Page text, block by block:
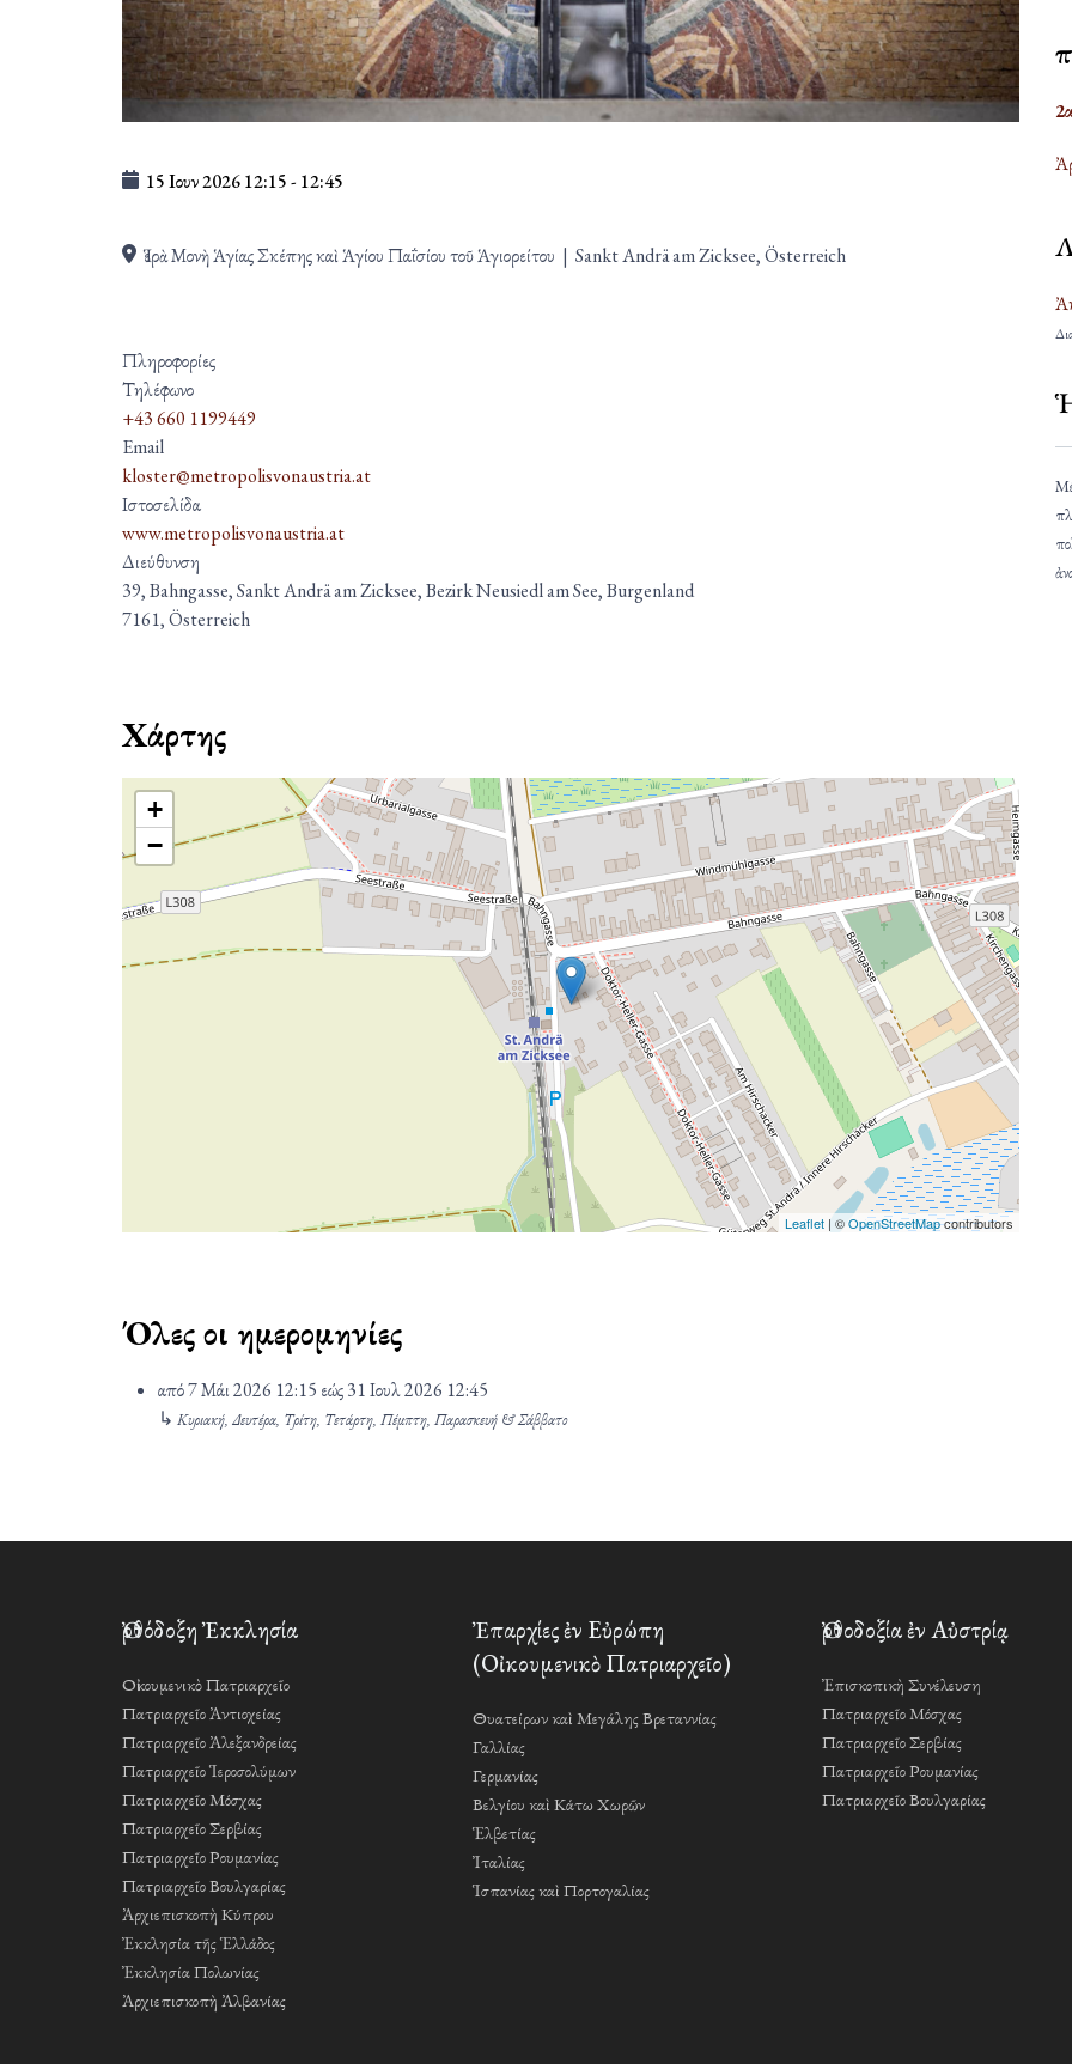
15 Ιουν 202612:15- 12:45
Ἱερὰ Μονὴ Ἁγίας Σκέπης καὶ Ἁγίου Παΐσίου τοῦ Ἁγιορείτου | Sankt Andrä am Zicksee, Österreich
Πληροφορίες
Τηλέφωνο
+43 660 1199449
Email
kloster@metropolisvonaustria.at
Ιστοσελίδα
www.metropolisvonaustria.at
Διεύθυνση
39, Bahngasse, Sankt Andrä am Zicksee, Bezirk Neusiedl am See, Burgenland
7161, Österreich
Χάρτης
+
−
Leaflet | ©OpenStreetMapcontributors
Όλες οι ημερομηνίες
από7 Μάι 2026 12:15 εώς31 Ιουλ 2026 12:45
↳ Κυριακή, Δευτέρα, Τρίτη, Τετάρτη, Πέμπτη, Παρασκευή & Σάββατο
Ὀρθόδοξη Ἐκκλησία
Οἰκουμενικὸ Πατριαρχεῖο
Πατριαρχεῖο Ἀντιοχείας
Πατριαρχεῖο Ἀλεξανδρείας
Πατριαρχεῖο Ἱεροσολύμων
Πατριαρχεῖο Μόσχας
Πατριαρχεῖο Σερβίας
Πατριαρχεῖο Ρουμανίας
Πατριαρχεῖο Βουλγαρίας
Ἀρχιεπισκοπὴ Κύπρου
Ἐκκλησία τῆς Ἑλλάδος
Ἐκκλησία Πολωνίας
Ἀρχιεπισκοπὴ Ἀλβανίας
Ἐπαρχίες ἐν Εὐρώπη
(Οἰκουμενικὸ Πατριαρχεῖο)
Θυατείρων καὶ Μεγάλης Βρεταννίας
Γαλλίας
Γερμανίας
Βελγίου καὶ Κάτω Χωρῶν
Ἑλβετίας
Ἰταλίας
Ἱσπανίας καὶ Πορτογαλίας
Ὀρθοδοξία ἐν Αὐστρίᾳ
Ἐπισκοπικὴ Συνέλευση
Πατριαρχεῖο Μόσχας
Πατριαρχεῖο Σερβίας
Πατριαρχεῖο Ρουμανίας
Πατριαρχεῖο Βουλγαρίας